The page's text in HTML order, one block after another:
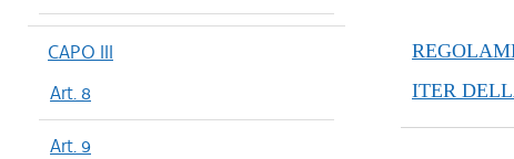
CAPO III
Art. 8
Art. 9
ITER